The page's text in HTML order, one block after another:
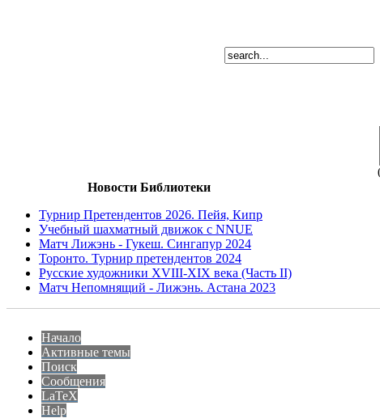
Новости Библиотеки
Турнир Претендентов 2026. Пейя, Кипр
Учебный шахматный движок с NNUE
Матч Лижэнь - Гукеш. Сингапур 2024
Торонто. Турнир претендентов 2024
Русские художники XVIII-XIX века (Часть II)
Матч Непомнящий - Лижэнь. Астана 2023
Начало
Активные темы
Поиск
Сообщения
LaTeX
Help